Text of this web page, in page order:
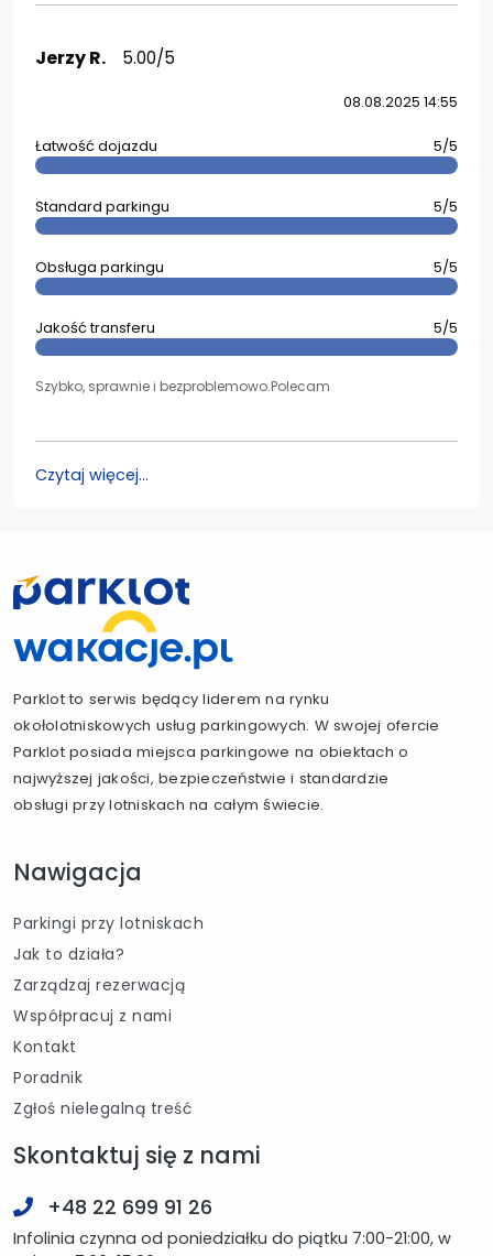
Jerzy R. 5.00/5
08.08.2025 14:55
Łatwość dojazdu 5/5
Standard parkingu 5/5
Obsługa parkingu 5/5
Jakość transferu 5/5
Szybko, sprawnie i bezproblemowo.Polecam
Czytaj więcej...
Parklot to serwis będący liderem na rynku
okołolotniskowych usług parkingowych. W swojej ofercie
Parklot posiada miejsca parkingowe na obiektach o
najwyższej jakości, bezpieczeństwie i standardzie
obsługi przy lotniskach na całym świecie.
Nawigacja
Parkingi przy lotniskach
Jak to działa?
Zarządzaj rezerwacją
Współpracuj z nami
Kontakt
Poradnik
Zgłoś nielegalną treść
Skontaktuj się z nami
+48 22 699 91 26
Infolinia czynna od poniedziałku do piątku 7:00-21:00, w